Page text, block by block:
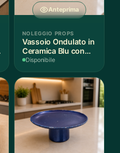
Anteprima
NOLEGGIO PROPS
Vassoio Ondulato in
Ceramica Blu con
Bordo Dorato
Disponibile